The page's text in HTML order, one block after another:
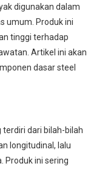
digunakan dalam
umum. Produk ini
tinggi terhadap
Artikel ini akan
dasar steel
dari bilah-bilah
longitudinal, lalu
Produk ini sering